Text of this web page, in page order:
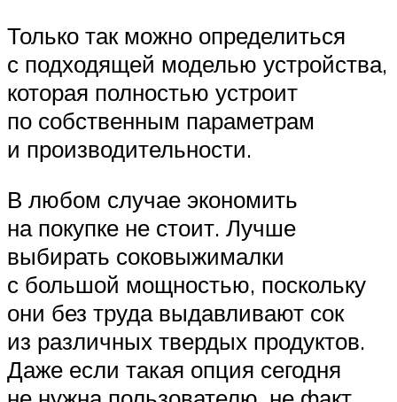
Только так можно определиться
с подходящей моделью устройства,
которая полностью устроит
по собственным параметрам
и производительности.
В любом случае экономить
на покупке не стоит. Лучше
выбирать соковыжималки
с большой мощностью, поскольку
они без труда выдавливают сок
из различных твердых продуктов.
Даже если такая опция сегодня